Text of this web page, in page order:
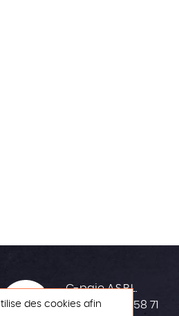
C-paje A.S.B.L.
+32 (0)42 23 58 71
des cookies afin